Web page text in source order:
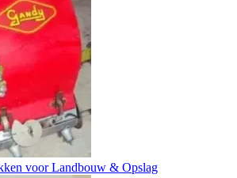
voor Landbouw & Opslag